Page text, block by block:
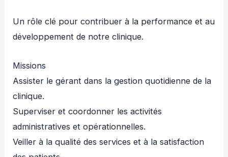
Un rôle clé pour contribuer à la performance et au
développement de notre clinique.
Missions
Assister le gérant dans la gestion quotidienne de la
clinique.
Superviser et coordonner les activités
administratives et opérationnelles.
Veiller à la qualité des services et à la satisfaction